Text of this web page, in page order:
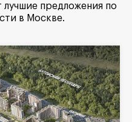
лучшие предложения по
в Москве.